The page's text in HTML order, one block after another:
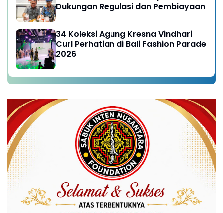
Dukungan Regulasi dan Pembiayaan
34 Koleksi Agung Kresna Vindhari
CurI Perhatian di Bali Fashion Parade
2026